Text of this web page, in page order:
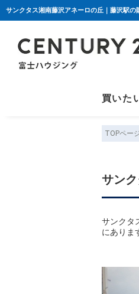
買いた
TOPペー
サン
サンクタ
にありま